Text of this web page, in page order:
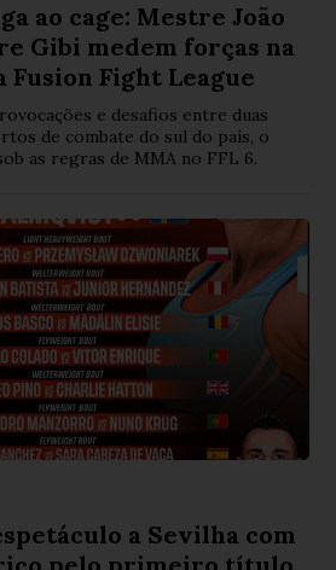
ao cage: Mestre João
Gibi medem forças na
Fusion Fight League
e desafios entre duas
de combate do sul do país, o
as regras de MMA no FFL 6.
a Sevilha com